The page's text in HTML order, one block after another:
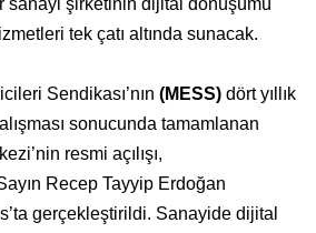
sanayi şirketinin dijital dönüşümü
tek çatı altında sunacak.
Sendikası’nın (MESS)dört yıllık
sonucunda tamamlanan
resmi açılışı,
Recep Tayyip Erdoğan
gerçekleştirildi. Sanayide dijital